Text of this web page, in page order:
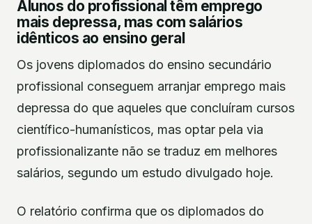
Alunos do profissional têm emprego
mais depressa, mas com salários
idênticos ao ensino geral
Os jovens diplomados do ensino secundário
profissional conseguem arranjar emprego mais
depressa do que aqueles que concluíram cursos
científico-humanísticos, mas optar pela via
profissionalizante não se traduz em melhores
salários, segundo um estudo divulgado hoje.
O relatório confirma que os diplomados do